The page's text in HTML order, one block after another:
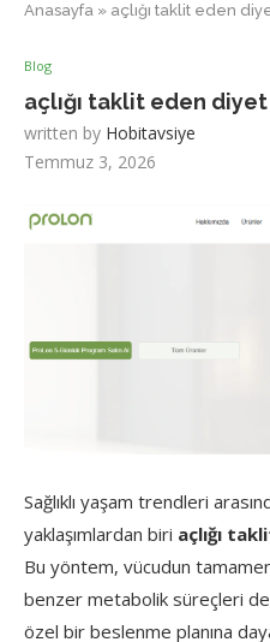
Anasayfa » açlığı taklit eden
Blog
açlığı taklit eden diyet
written by Hobitavsiye
Temmuz 3, 2026
Sağlıklı yaşam trendleri
yaklaşımlardan biri açlığı
Bu yöntem, vücudun
benzer metabolik süreçleri
özel bir beslenme planına